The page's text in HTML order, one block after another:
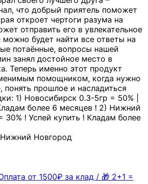
что добрый приятель поможет
откроет чертоги разума на
отправить его в увлекательное
можно будет найти все ответы на
потаённые, вопросы нашей
занял достойное место в
Теперь именно этот продукт
помощником, когда нужно
понять прошлое и насладиться
1) Новосибирск 0.3-5гр = 50% |
более 6 месяцев ! 2) Нижний
30% ! Успей купить ! Кладам более
Новгород
от 1500₽ за клад / 🎁 2+1 =